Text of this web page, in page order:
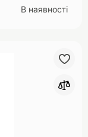
В наявності